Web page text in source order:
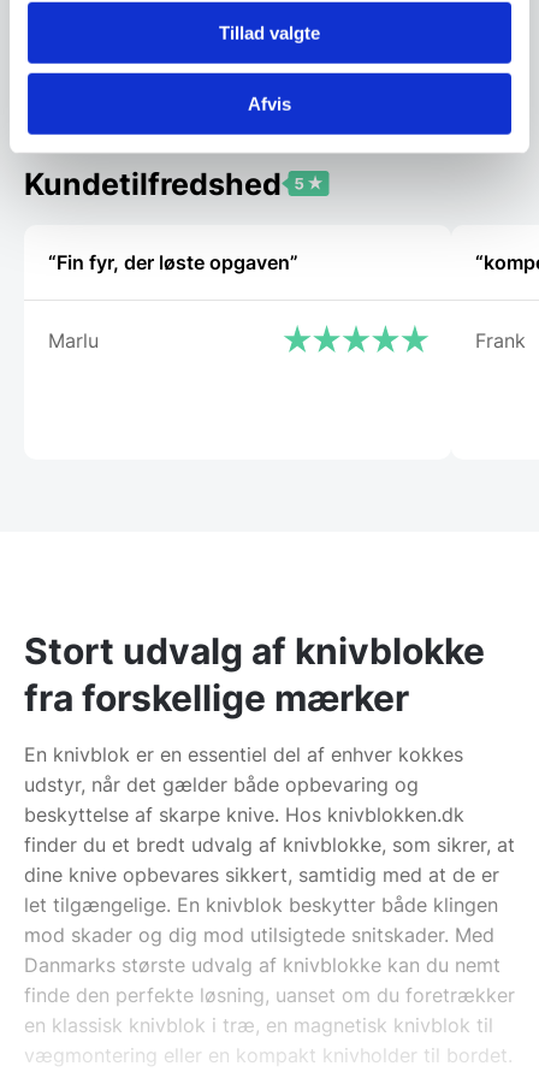
Tillad valgte
Afvis
Vi prismatcher Vi prismatcher
Kundetilfredshed
“Fin fyr, der løste opgaven”
Marlu Frank
Stort udvalg af knivblokke
fra forskellige mærker
En knivblok er en essentiel del af enhver kokkes
udstyr, når det gælder både opbevaring og
beskyttelse af skarpe knive. Hos knivblokken.dk
finder du et bredt udvalg af knivblokke, som sikrer, at
dine knive opbevares sikkert, samtidig med at de er
let tilgængelige. En knivblok beskytter både klingen
mod skader og dig mod utilsigtede snitskader. Med
Danmarks største udvalg af knivblokke kan du nemt
finde den perfekte løsning, uanset om du foretrækker
en klassisk knivblok i træ, en magnetisk knivblok til
vægmontering eller en kompakt knivholder til bordet.